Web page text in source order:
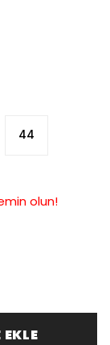
44
olun!
EKLE